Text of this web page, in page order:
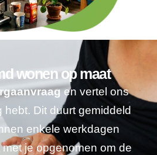
wonen op maat
en vertel ons
hebt. Dit duurt gemiddeld
enkele werkdagen
je opgenomen om de